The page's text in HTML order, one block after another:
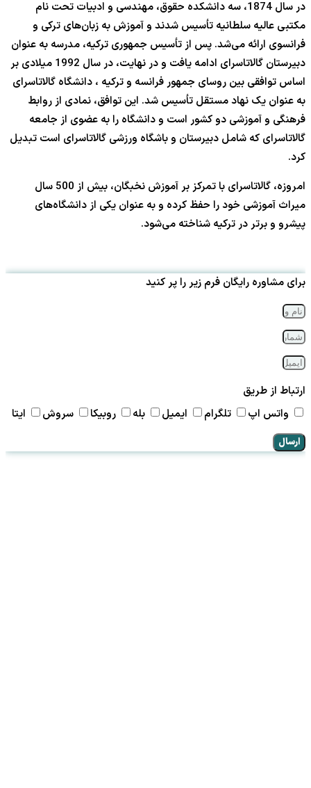
در سال 1874، سه دانشکده حقوق، مهندسی و ادبیات تحت نام
مکتبی عالیه سلطانیه تأسیس شدند و آموزش به زبان‌های ترکی و
فرانسوی ارائه می‌شد. پس از تأسیس جمهوری ترکیه، مدرسه به عنوان
دبیرستان گالاتاسرای ادامه یافت و در نهایت، در سال 1992 میلادی بر
اساس توافقی بین روسای جمهور فرانسه و ترکیه ، دانشگاه گالاتاسرای
به عنوان یک نهاد مستقل تأسیس شد. این توافق، نمادی از روابط
فرهنگی و آموزشی دو کشور است و دانشگاه را به عضوی از جامعه
گالاتاسرای که شامل دبیرستان و باشگاه ورزشی گالاتاسرای است تبدیل
کرد.
امروزه، گالاتاسرای با تمرکز بر آموزش نخبگان، بیش از 500 سال
میراث آموزشی خود را حفظ کرده و به عنوان یکی از دانشگاه‌های
پیشرو و برتر در ترکیه شناخته می‌شود.
برای مشاوره رایگان فرم زیر را پر کنید
ارتباط از طریق
واتس اپ
تلگرام ایمیل بله روبیکا سروش ایتا
ارسال